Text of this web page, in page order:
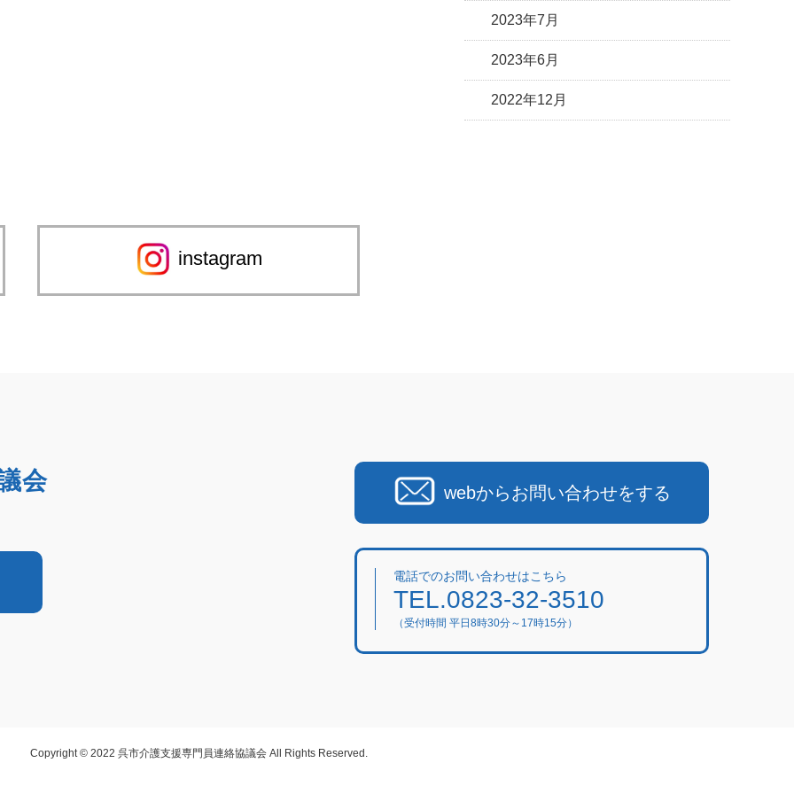
2023年7月
2023年6月
2022年12月
instagram
会 webからお問い合わせをする
電話でのお問い合わせはこちら
TEL.0823-32-3510
（受付時間 平日8時30分～17時15分）
Copyright © 2022 呉市介護支援専門員連絡協議会 All Rights Reserved.